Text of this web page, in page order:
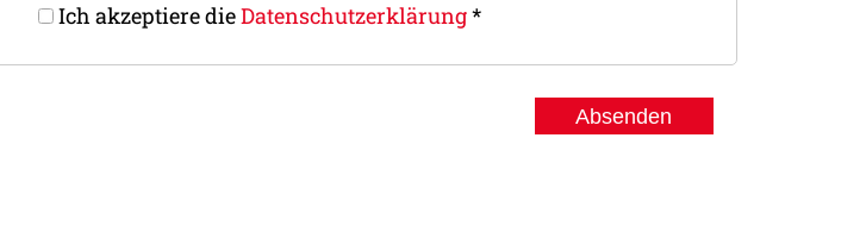
Ich akzeptiere dieDatenschutz­erklärung*